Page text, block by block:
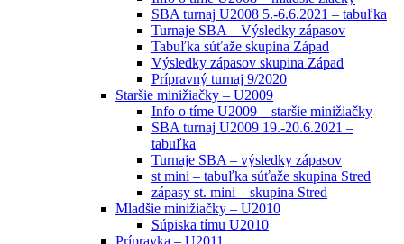
SBA turnaj U2008 5.-6.6.2021 – tabuľka
Turnaje SBA – Výsledky zápasov
Tabuľka súťaže skupina Západ
Výsledky zápasov skupina Západ
Prípravný turnaj 9/2020
Staršie minižiačky – U2009
Info o tíme U2009 – staršie minižiačky
SBA turnaj U2009 19.-20.6.2021 –
tabuľka
Turnaje SBA – výsledky zápasov
st mini – tabuľka súťaže skupina Stred
zápasy st. mini – skupina Stred
Mladšie minižiačky – U2010
Súpiska tímu U2010
Prípravka – U2011